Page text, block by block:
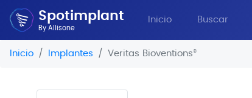
Spotimplant
By Allisone
Inicio Buscar
Inicio Implantes Veritas Bioventions®